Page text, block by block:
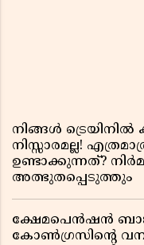
നിങ്ങൾ ട്രെയിനിൽ
നിസ്സാരമല്ല!
ഉണ്ടാക്കുന്നത്?
അത്ഭുതപ്പെടുത്തും
ക്ഷേമപെൻഷൻ
കോൺഗ്രസിന്റെ